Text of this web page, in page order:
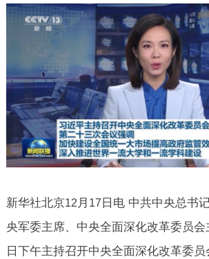
新华社北京12 月 17 日电 中共中央总书
央军委主席、中央全面深化改革委员
日下午主持召开中央全面深化改革委